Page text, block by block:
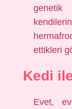
ettikleri
Kedi
Evet,